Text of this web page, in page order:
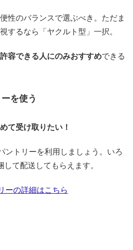
性のバランスで選ぶべき。ただま
するなら「ヤクルト型」一択。
容できる人にのみおすすめできる
を使う
て受け取りたい！
ントリーを利用しましょう。いろ
て配送してもらえます。
ーの詳細はこちら